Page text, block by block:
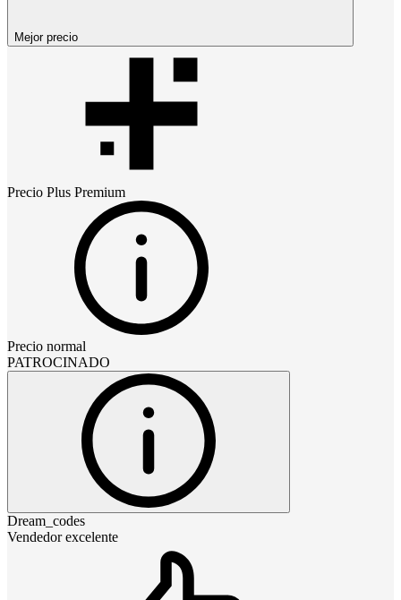
Mejor precio
Precio Plus Premium
Precio normal
PATROCINADO
Dream_codes
Vendedor excelente